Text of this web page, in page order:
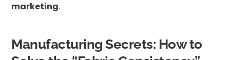
marketing.
Manufacturing Secrets: How to